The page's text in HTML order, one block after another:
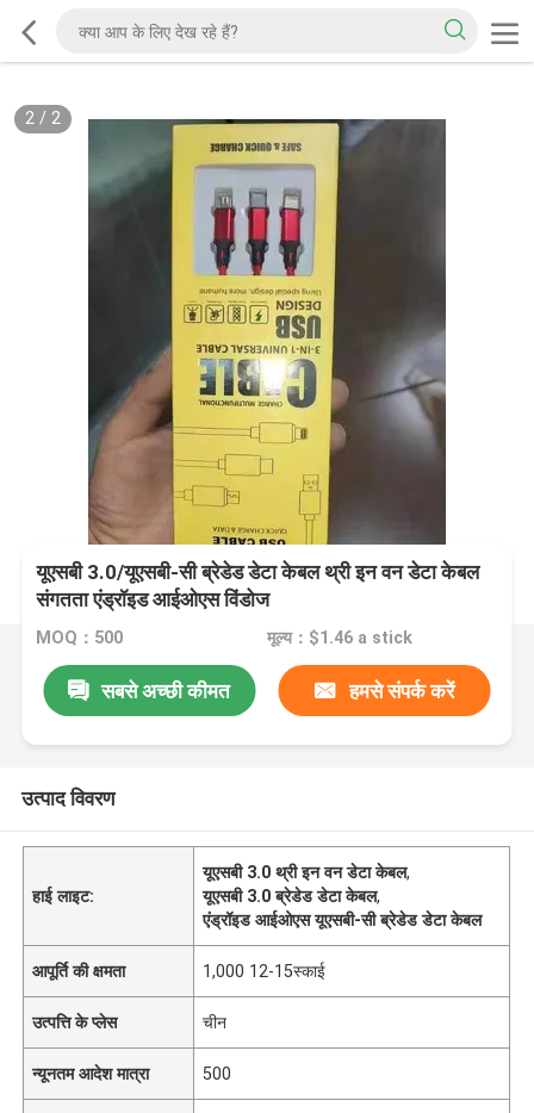
2/ 2
यूएसबी 3.0/यूएसबी-सी ब्रेडेड डेटा केबल थ्री इन वन डेटा केबल
संगतता एंड्रॉइड आईओएस विंडोज
MOQ：500 मूल्य：$1.46 a stick
सबसे अच्छी कीमत हमसे संपर्क करें
उत्पाद विवरण
हाई लाइट:
यूएसबी 3.0 थ्री इन वन डेटा केबल,
यूएसबी 3.0 ब्रेडेड डेटा केबल,
एंड्रॉइड आईओएस यूएसबी-सी ब्रेडेड डेटा केबल
आपूर्ति की क्षमता 1,000 12-15स्काई
उत्पत्ति के प्लेस चीन
न्यूनतम आदेश मात्रा 500